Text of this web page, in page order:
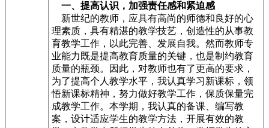
一、提高认识，加强责任感和紧迫感
新世纪的教师，应具有高尚的师德和良好的心
理素质，具有精湛的教学技艺，创造性的从事教
育教学工作，以此完善、发展自我。然而教师专
业能力既是提高教育质量的关键，也是制约教育
质量的瓶颈。因此，对教师也有了更高的要求，
为了提高个人教学水平，我认真学习新课标，领
悟新课标精神，努力做好教学工作，保质保量完
成教学工作。本学期，我认真的备课、编写教
案，设计适应学生的教学方法，开展有效的教